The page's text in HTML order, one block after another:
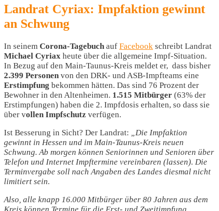
Landrat Cyriax: Impfaktion gewinnt
an Schwung
In seinem Corona-Tagebuch auf Facebook schreibt Landrat
Michael Cyriax heute über die allgemeine Impf-Situation.
In Bezug auf den Main-Taunus-Kreis meldet er, dass bisher
2.399 Personen von den DRK- und ASB-Impfteams eine
Erstimpfung bekommen hätten. Das sind 76 Prozent der
Bewohner in den Altenheimen. 1.515 Mitbürger (63% der
Erstimpfungen) haben die 2. Impfdosis erhalten, so dass sie
über vollen Impfschutz verfügen.
Ist Besserung in Sicht? Der Landrat: „Die Impfaktion
gewinnt in Hessen und im Main-Taunus-Kreis neuen
Schwung. Ab morgen können Seniorinnen und Senioren über
Telefon und Internet Impftermine vereinbaren (lassen). Die
Terminvergabe soll nach Angaben des Landes diesmal nicht
limitiert sein.
Also, alle knapp 16.000 Mitbürger über 80 Jahren aus dem